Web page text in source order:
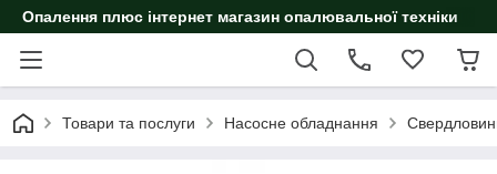
Опалення плюс інтернет магазин опалювальної техніки
Товари та послуги Насосне обладнання